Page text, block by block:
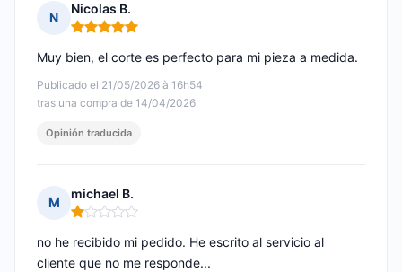
N
Nicolas B.
Nota: 5 de 5
Publicado el 21/05/2026 à 16h54
tras una compra de 14/04/2026
Muy bien, el corte es perfecto para mi pieza a medida.
Opinión traducida
M
michael B.
Nota: 1 de 5
no he recibido mi pedido. He escrito al servicio al
cliente que no me responde...